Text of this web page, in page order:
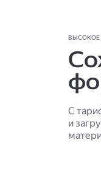
ВЫСОКОЕ
С
и